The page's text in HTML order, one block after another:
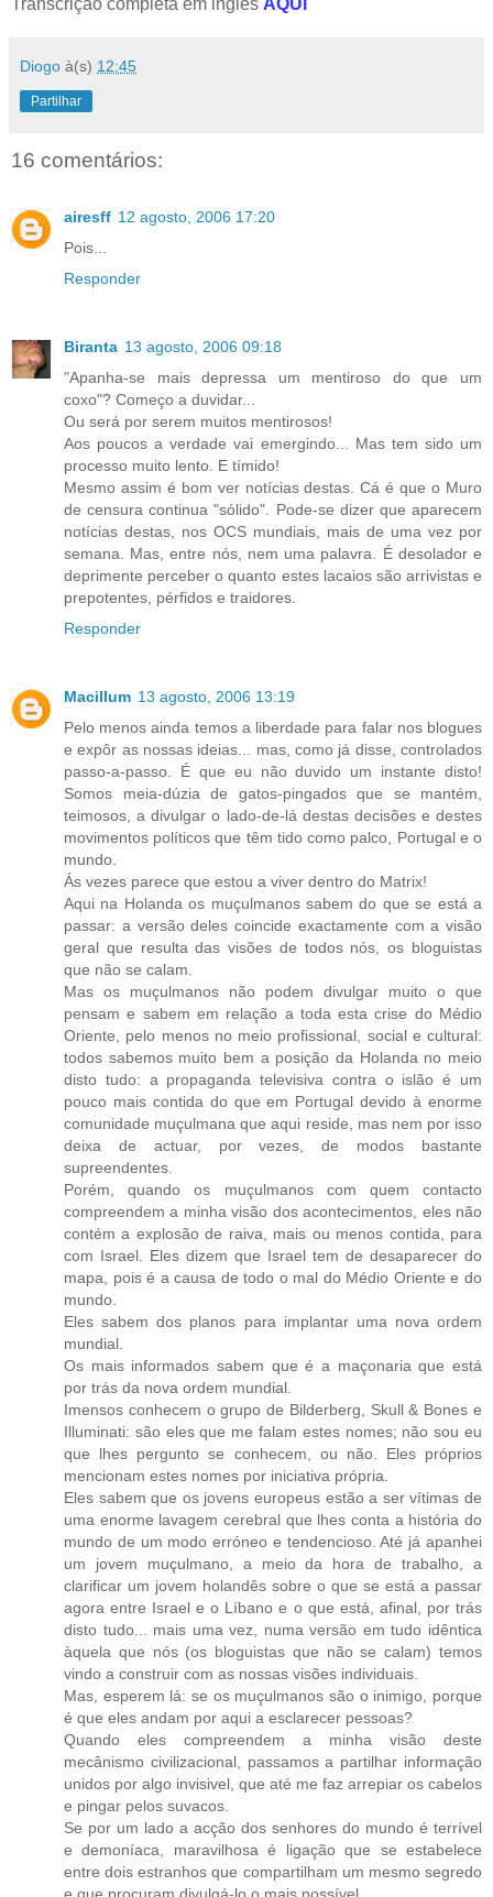
Diogo à(s) 12:45
Partilhar
16 comentários:
airesff 12 agosto, 2006 17:20
Pois...
Responder
Biranta 13 agosto, 2006 09:18
"Apanha-se mais depressa um mentiroso do que um
coxo"? Começo a duvidar...
Ou será por serem muitos mentirosos!
Aos poucos a verdade vai emergindo... Mas tem sido um
processo muito lento. E tímido!
Mesmo assim é bom ver notícias destas. Cá é que o Muro
de censura continua "sólido". Pode-se dizer que aparecem
notícias destas, nos OCS mundiais, mais de uma vez por
semana. Mas, entre nós, nem uma palavra. É desolador e
deprimente perceber o quanto estes lacaios são arrivistas e
prepotentes, pérfidos e traidores.
Responder
Macillum 13 agosto, 2006 13:19
Pelo menos ainda temos a liberdade para falar nos blogues
e expôr as nossas ideias... mas, como já disse, controlados
passo-a-passo. É que eu não duvido um instante disto!
Somos meia-dúzia de gatos-pingados que se mantém,
teimosos, a divulgar o lado-de-lá destas decisões e destes
movimentos políticos que têm tido como palco, Portugal e o
mundo.
Ás vezes parece que estou a viver dentro do Matrix!
Aqui na Holanda os muçulmanos sabem do que se está a
passar: a versão deles coincide exactamente com a visão
geral que resulta das visões de todos nós, os bloguistas
que não se calam.
Mas os muçulmanos não podem divulgar muito o que
pensam e sabem em relação a toda esta crise do Médio
Oriente, pelo menos no meio profissional, social e cultural:
todos sabemos muito bem a posição da Holanda no meio
disto tudo: a propaganda televisiva contra o islão é um
pouco mais contida do que em Portugal devido à enorme
comunidade muçulmana que aqui reside, mas nem por isso
deixa de actuar, por vezes, de modos bastante
supreendentes.
Porém, quando os muçulmanos com quem contacto
compreendem a minha visão dos acontecimentos, eles não
contém a explosão de raiva, mais ou menos contida, para
com Israel. Eles dizem que Israel tem de desaparecer do
mapa, pois é a causa de todo o mal do Médio Oriente e do
mundo.
Eles sabem dos planos para implantar uma nova ordem
mundial.
Os mais informados sabem que é a maçonaria que está
por trás da nova ordem mundial.
Imensos conhecem o grupo de Bilderberg, Skull & Bones e
Illuminati: são eles que me falam estes nomes; não sou eu
que lhes pergunto se conhecem, ou não. Eles próprios
mencionam estes nomes por iniciativa própria.
Eles sabem que os jovens europeus estão a ser vítimas de
uma enorme lavagem cerebral que lhes conta a história do
mundo de um modo erróneo e tendencioso. Até já apanhei
um jovem muçulmano, a meio da hora de trabalho, a
clarificar um jovem holandês sobre o que se está a passar
agora entre Israel e o Líbano e o que está, afinal, por trás
disto tudo... mais uma vez, numa versão em tudo idêntica
àquela que nós (os bloguistas que não se calam) temos
vindo a construir com as nossas visões individuais.
Mas, esperem lá: se os muçulmanos são o inimigo, porque
é que eles andam por aqui a esclarecer pessoas?
Quando eles compreendem a minha visão deste
mecânismo civilizacional, passamos a partilhar informação
unidos por algo invisivel, que até me faz arrepiar os cabelos
e pingar pelos suvacos.
Se por um lado a acção dos senhores do mundo é terrível
e demoníaca, maravilhosa é ligação que se estabelece
entre dois estranhos que compartilham um mesmo segredo